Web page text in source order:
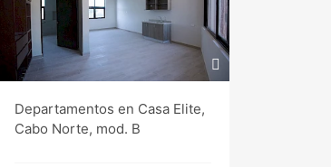
Departamentos en Casa Elite,
Cabo Norte, mod. B